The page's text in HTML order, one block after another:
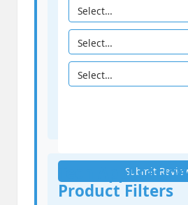
Submit
Tech
Product Filters